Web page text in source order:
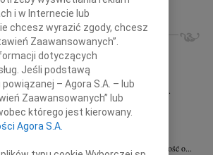
INNE NEKROLOGI
06.08.2026Radom
Annie Ciskowskiej wyrazy najgłębszego...
06.08.2026Radom
Sędziemu Marcinowi Kobylskiemu wyrazy...
Zdzisław Maszkiewicz
Z ogromnym smutkiem i żalem przyjąłem...
Danuta Grabowska
Z ogromnym smutkiem przyjęliśmy wiadomość o...
i w Internecie lub
chcesz wyrazić zgody, chcesz
Zaawansowanych”.
dotyczących
Jeśli podstawą
– Agora S.A. – lub
Zaawansowanych” lub
którego jest kierowany.
Agora S.A.